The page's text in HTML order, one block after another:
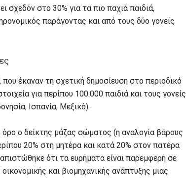
σχεδόν στο 30% για τα πιο παχιά παιδιά,
παράγοντας και από τους δύο γονείς
έκαναν τη σχετική δημοσίευση στο περιοδικό
για περίπου 100.000 παιδιά και τους γονείς
Ισπανία, Μεξικό).
ο δείκτης μάζας σώματος (η αναλογία βάρους
20% στη μητέρα και κατά 20% στον πατέρα
ότι τα ευρήματα είναι παρεμφερή σε
και βιομηχανικής ανάπτυξης μιας